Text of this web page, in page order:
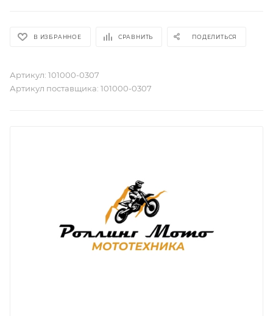
В ИЗБРАННОЕ СРАВНИТЬ ПОДЕЛИТЬСЯ
Артикул: 101000-0307
Артикул поставщика: 101000-0307